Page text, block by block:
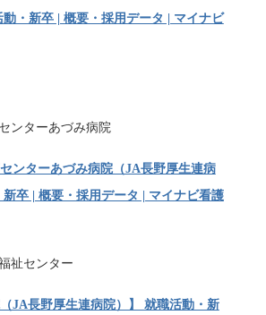
・新卒 | 概要・採用データ | マイナビ
ンターあづみ病院
センターあづみ病院（JA長野厚生連病
新卒 | 概要・採用データ | マイナビ看護
祉センター
（JA長野厚生連病院）】 就職活動・新